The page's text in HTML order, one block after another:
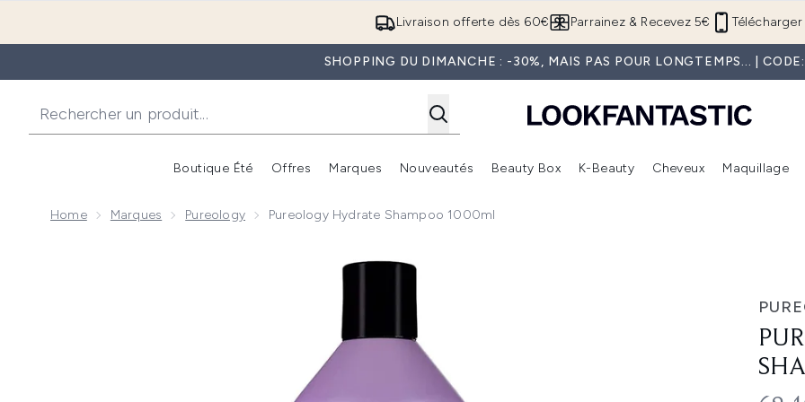
Passer au contenu principal
Livraison offerte dès 60€ Télécharger
Parrainez & Recevez 5€
SHOPPING DU DIMANCHE : -30%, MAIS PAS POUR LONGTEMPS... |
Boutique Été
Accédez au sous-menu (Boutique Été )
Offres
Accédez au sous-menu (Offres)
Marques
Accédez au sous-menu (Marques)
Nouveautés
Accédez au sous-menu (Nouveautés)
Beauty Box
Accédez au sous-menu (Beauty Box)
K-Beauty Cheveux Maquillage
Home Marques Pureology Pureology Hydrate Shampoo 1000ml
Now showing image 1 Pureology Hydrate Shampoo 1000ml